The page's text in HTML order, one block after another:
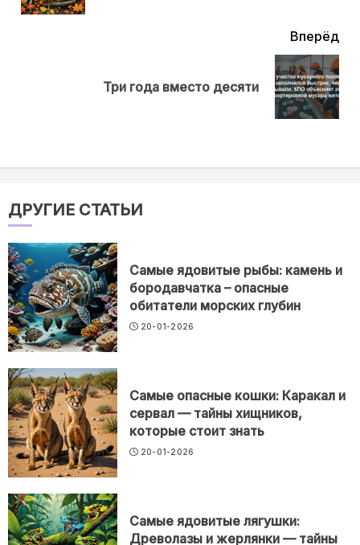
Вперёд
Три года вместо десяти
ДРУГИЕ СТАТЬИ
Самые ядовитые рыбы: камень и
бородавчатка – опасные
обитатели морских глубин
20-01-2026
Самые опасные кошки: Каракал и
сервал — тайны хищников,
которые стоит знать
20-01-2026
Самые ядовитые лягушки:
Древолазы и жерлянки — тайны